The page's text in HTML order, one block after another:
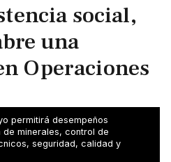
social,
una
Operaciones
de San Rafael desde 2026
capacitados para una
permitirá desempeños
minerales, control de
seguridad, calidad y